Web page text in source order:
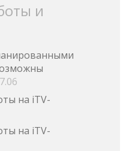
и
на iTV-
на iTV-